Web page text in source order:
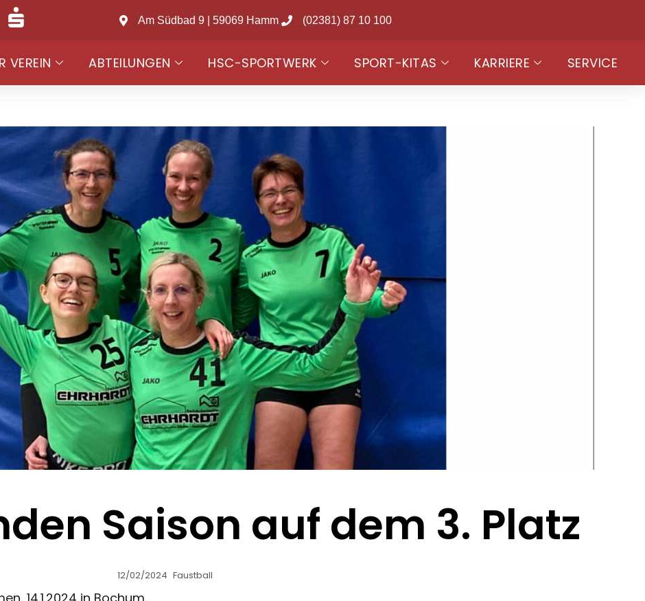
Am Südbad 9 | 59069 Hamm (02381) 87 10 100
VEREIN ABTEILUNGEN HSC-SPORTWERK SPORT-KITAS KARRIERE SERVICE
Saison auf dem 3. Platz
12/02/2024 Faustball